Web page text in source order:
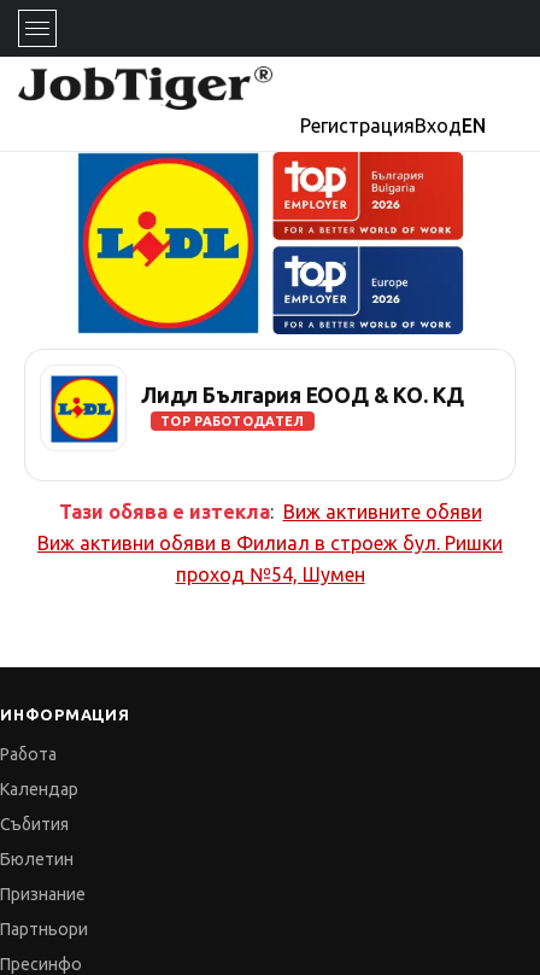
РегистрацияВходEN
Лидл България ЕООД & КО. КД
TOP РАБОТОДАТЕЛ
Тази обява е изтекла: Виж активните обяви
Виж активни обяви в Филиал в строеж бул. Ришки
проход №54, Шумен
ИНФОРМАЦИЯ
Работа
Календар
Събития
Бюлетин
Признание
Партньори
Пресинфо